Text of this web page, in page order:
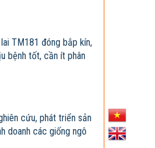
chức và người lao
hợp tác phát triển
hạt rất tốt, lấy sinh
hàng tỷ đô nhập khẩu
“TỔNG KẾT CÔNG
TM181 đóng bắp kín,
bệnh tốt, cần ít phân
cứu, phát triển sản
doanh các giống ngô